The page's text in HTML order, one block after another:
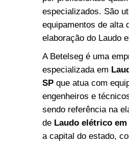
especializados. São
equipamentos de alta
elaboração do Laudo
A Betelseg é uma
especializada em
SPque atua com
engenheiros e
sendo referência na
de Laudo elétrico em
a capital do estado,